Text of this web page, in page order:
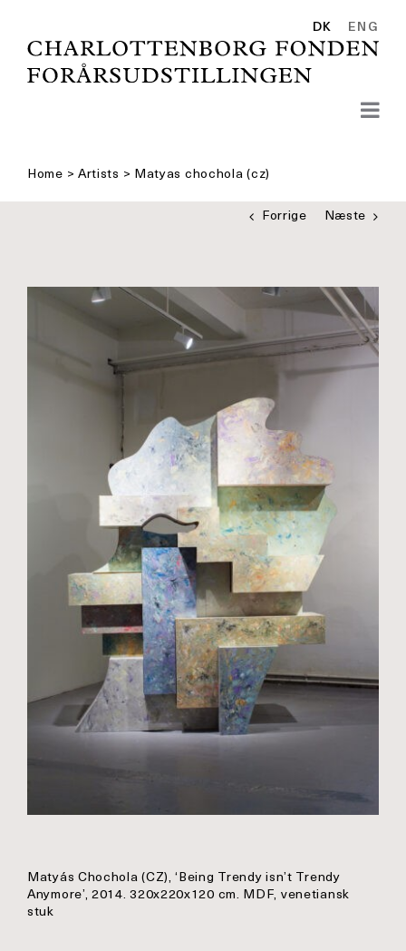
content
DK ENG
Home > Artists > Matyas chochola (cz)
Forrige Næste
Matyás Chochola (CZ), ‘Being Trendy isn’t Trendy
Anymore’, 2014. 320x220x120 cm. MDF, venetiansk
stuk